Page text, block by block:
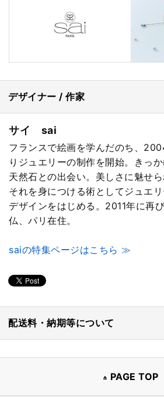
デザイナー / 作家
サイ sai
フランスで絵画を学んだのち、
りジュエリーの制作を開始。きっ
天然石との出会い。美しさに魅せら
それを身につける術としてジュエ
デザインをはじめる。2011年に再
仏、パリ在住。
saiの特集ページはこちら ≫
配送料・納期等について
PAGE TOP